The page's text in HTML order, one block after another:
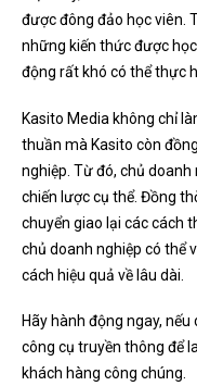
được đông đảo học viên.
những kiến thức được
động rất khó có thể thực
Kasito Media không chỉ
thuần mà Kasito còn
nghiệp. Từ đó, chủ
chiến lược cụ thể. Đồng
chuyển giao lại các cách
chủ doanh nghiệp có thể
cách hiệu quả về lâu dài.
Hãy hành động ngay,
công cụ truyền thông để
khách hàng công chúng.